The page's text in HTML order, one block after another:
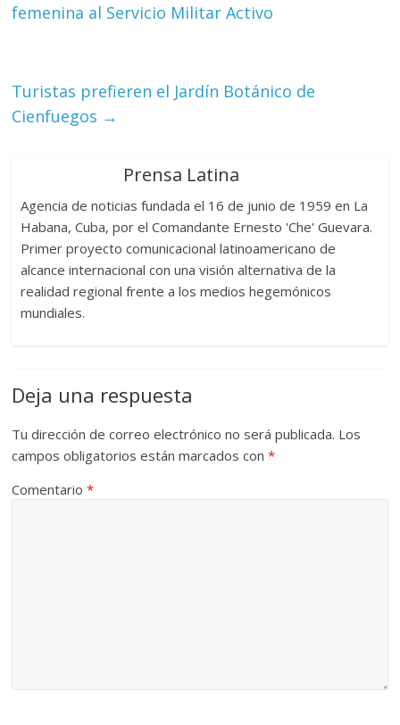
femenina al Servicio Militar Activo
Turistas prefieren el Jardín Botánico de
Cienfuegos →
Prensa Latina
Agencia de noticias fundada el 16 de junio de 1959 en La
Habana, Cuba, por el Comandante Ernesto 'Che' Guevara.
Primer proyecto comunicacional latinoamericano de
alcance internacional con una visión alternativa de la
realidad regional frente a los medios hegemónicos
mundiales.
Deja una respuesta
Tu dirección de correo electrónico no será publicada. Los
campos obligatorios están marcados con*
Comentario*